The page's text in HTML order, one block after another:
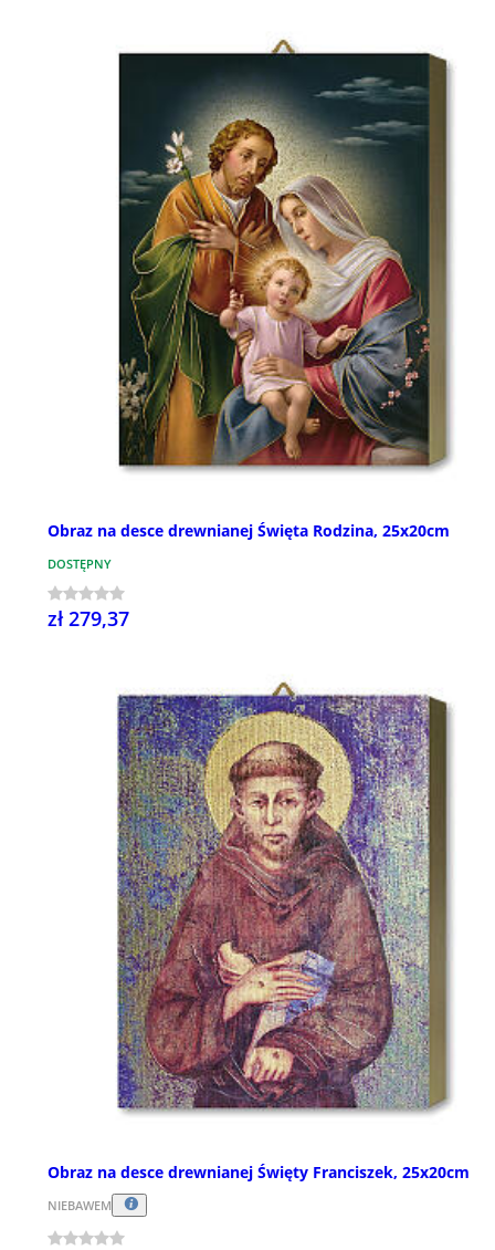
Obraz na desce drewnianej Święta Rodzina, 25x20cm
DOSTĘPNY
zł 279,37
Obraz na desce drewnianej Święty Franciszek, 25x20cm
NIEBAWEM